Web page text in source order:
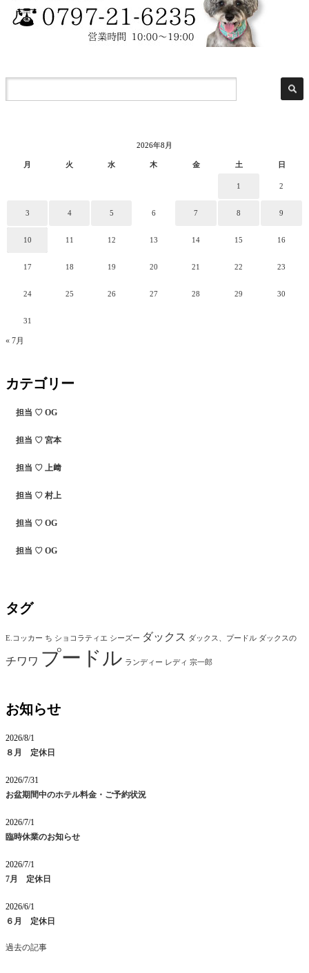
2026年8月
月 火 水 木 金 土 日
1 2
3 4 5 6 7 8 9
10 11 12 13 14 15 16
17 18 19 20 21 22 23
24 25 26 27 28 29 30
31
« 7月
カテゴリー
担当 ♡ OG
担当 ♡ 宮本
担当 ♡ 上﨑
担当 ♡ 村上
担当 ♡ OG
担当 ♡ OG
タグ
E.コッカー ち ショコラティエ シーズー ダックス ダックス、プードル ダックスの
チワワ プードル ランディー レディ 宗一郎
お知らせ
2026/8/1
８月 定休日
2026/7/31
お盆期間中のホテル料金・ご予約状況
2026/7/1
臨時休業のお知らせ
2026/7/1
7月 定休日
2026/6/1
６月 定休日
過去の記事